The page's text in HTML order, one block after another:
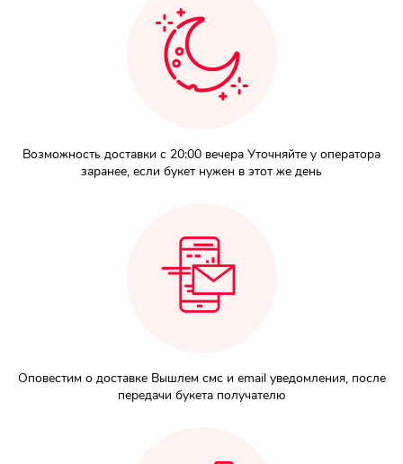
Возможность доставки с 20:00 вечера Уточняйте у оператора
заранее, если букет нужен в этот же день
Оповестим о доставке Вышлем смс и email уведомления, после
передачи букета получателю